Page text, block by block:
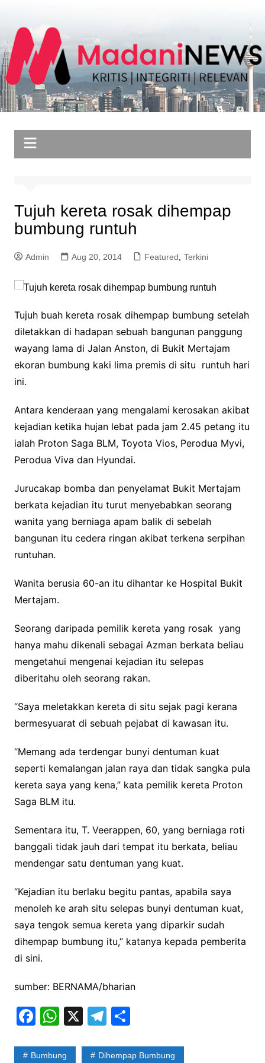
content
Tujuh kereta rosak dihempap
bumbung runtuh
Admin Aug 20, 2014 Featured, Terkini
Tujuh buah kereta rosak dihempap bumbung setelah
diletakkan di hadapan sebuah bangunan panggung
wayang lama di Jalan Anston, di Bukit Mertajam
ekoran bumbung kaki lima premis di situ runtuh hari
ini.
Antara kenderaan yang mengalami kerosakan akibat
kejadian ketika hujan lebat pada jam 2.45 petang itu
ialah Proton Saga BLM, Toyota Vios, Perodua Myvi,
Perodua Viva dan Hyundai.
Jurucakap bomba dan penyelamat Bukit Mertajam
berkata kejadian itu turut menyebabkan seorang
wanita yang berniaga apam balik di sebelah
bangunan itu cedera ringan akibat terkena serpihan
runtuhan.
Wanita berusia 60-an itu dihantar ke Hospital Bukit
Mertajam.
Seorang daripada pemilik kereta yang rosak yang
hanya mahu dikenali sebagai Azman berkata beliau
mengetahui mengenai kejadian itu selepas
diberitahu oleh seorang rakan.
“Saya meletakkan kereta di situ sejak pagi kerana
bermesyuarat di sebuah pejabat di kawasan itu.
“Memang ada terdengar bunyi dentuman kuat
seperti kemalangan jalan raya dan tidak sangka pula
kereta saya yang kena,” kata pemilik kereta Proton
Saga BLM itu.
Sementara itu, T. Veerappen, 60, yang berniaga roti
banggali tidak jauh dari tempat itu berkata, beliau
mendengar satu dentuman yang kuat.
“Kejadian itu berlaku begitu pantas, apabila saya
menoleh ke arah situ selepas bunyi dentuman kuat,
saya tengok semua kereta yang diparkir sudah
dihempap bumbung itu,” katanya kepada pemberita
di sini.
sumber: BERNAMA/bharian
F
c
W
at
X T
e
S
ar
Bumbung Dihempap Bumbung